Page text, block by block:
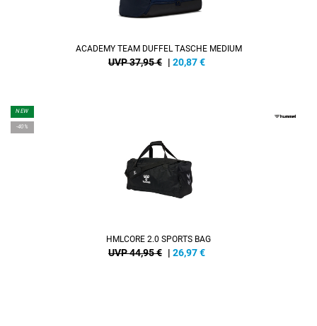
ACADEMY TEAM DUFFEL TASCHE MEDIUM
UVP 37,95 € | 20,87€
NEW
-40%
HMLCORE 2.0 SPORTS BAG
UVP 44,95 € | 26,97€